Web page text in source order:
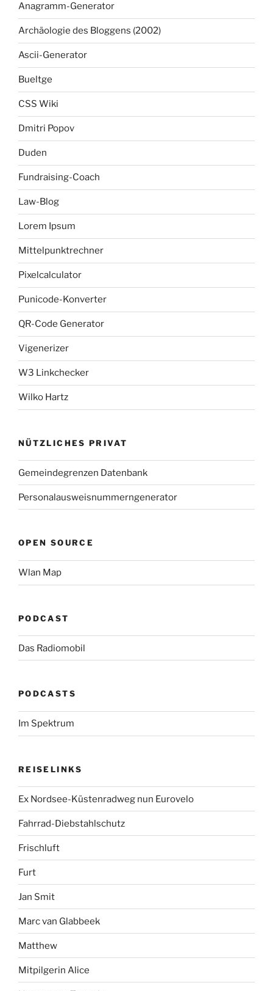
Anagramm-Generator
Archäologie des Bloggens (2002)
Ascii-Generator
Bueltge
CSS Wiki
Dmitri Popov
Duden
Fundraising-Coach
Law-Blog
Lorem Ipsum
Mittelpunktrechner
Pixelcalculator
Punicode-Konverter
QR-Code Generator
Vigenerizer
W3 Linkchecker
Wilko Hartz
NÜTZLICHES PRIVAT
Gemeindegrenzen Datenbank
Personalausweisnummerngenerator
OPEN SOURCE
Wlan Map
PODCAST
Das Radiomobil
PODCASTS
Im Spektrum
REISELINKS
Ex Nordsee-Küstenradweg nun Eurovelo
Fahrrad-Diebstahlschutz
Frischluft
Furt
Jan Smit
Marc van Glabbeek
Matthew
Mitpilgerin Alice